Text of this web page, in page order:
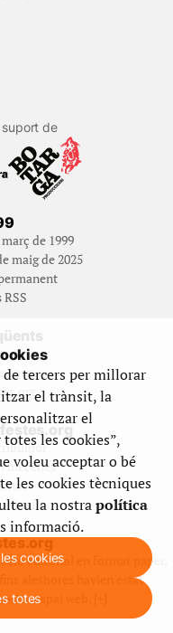
de
de 1999
maig de 2025
mecenes
editorial en format paper,
aleshores havien estat
espai web. [+]
tercers per millorar
el trànsit, la
el
les cookies”,
voleu acceptar o bé
les cookies tècniques
la nostrapolítica
informació.
cookies
totes